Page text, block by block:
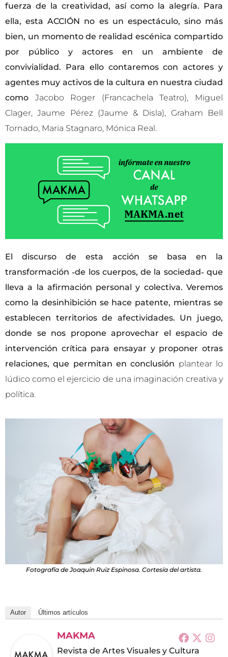
fuerza de la creatividad, así como la alegría. Para
ella, esta ACCIÓN no es un espectáculo, sino más
bien, un momento de realidad escénica compartido
por público y actores en un ambiente de
convivialidad. Para ello contaremos con actores y
agentes muy activos de la cultura en nuestra ciudad
como Jacobo Roger (Francachela Teatro), Miguel
Clager, Jaume Pérez (Jaume & Disla), Graham Bell
Tornado, Maria Stagnaro, Mónica Real.
El discurso de esta acción se basa en la
transformación ˗de los cuerpos, de la sociedad˗ que
lleva a la afirmación personal y colectiva. Veremos
como la desinhibición se hace patente, mientras se
establecen territorios de afectividades. Un juego,
donde se nos propone aprovechar el espacio de
intervención crítica para ensayar y proponer otras
relaciones, que permitan en conclusión plantear lo
lúdico como el ejercicio de una imaginación creativa y
política.
Fotografía de Joaquin Ruiz Espinosa. Cortesía del artista.
Autor Últimos artículos
MAKMA
Revista de Artes Visuales y Cultura